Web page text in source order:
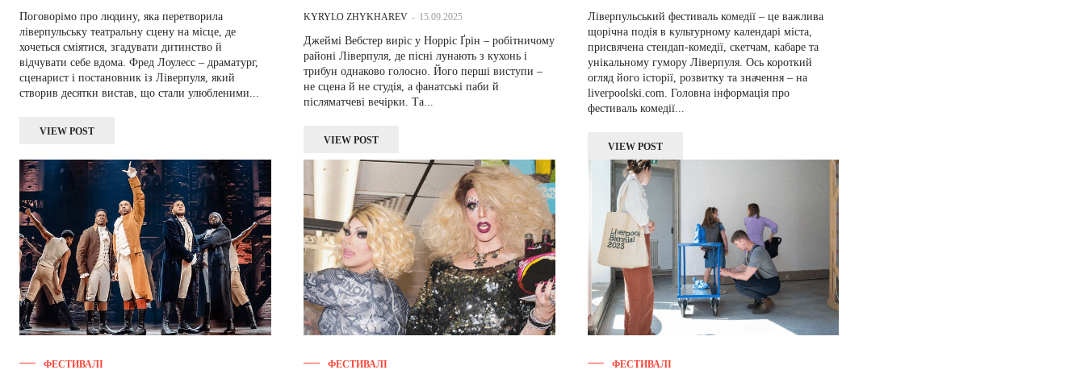
Поговорімо про людину, яка перетворила
ліверпульську театральну сцену на місце, де
хочеться сміятися, згадувати дитинство й
відчувати себе вдома. Фред Лоулесс – драматург,
сценарист і постановник із Ліверпуля, який
створив десятки вистав, що стали улюбленими...
VIEW POST
KYRYLO ZHYKHAREV - 15.09.2025
Джеймі Вебстер виріс у Норріс Ґрін – робітничому
районі Ліверпуля, де пісні лунають з кухонь і
трибун однаково голосно. Його перші виступи –
не сцена й не студія, а фанатські паби й
післяматчеві вечірки. Та...
VIEW POST
Ліверпульський фестиваль комедії – це важлива
щорічна подія в культурному календарі міста,
присвячена стендап-комедії, скетчам, кабаре та
унікальному гумору Ліверпуля. Ось короткий
огляд його історії, розвитку та значення – на
liverpoolski.com. Головна інформація про
фестиваль комедії...
VIEW POST
ФЕСТИВАЛІ ФЕСТИВАЛІ ФЕСТИВАЛІ